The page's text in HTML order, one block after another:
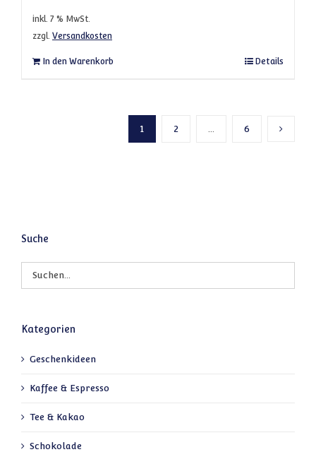
inkl. 7 % MwSt.
zzgl. Versandkosten
In den Warenkorb Details
1 2 6
Suche
Kategorien
Geschenkideen
Kaffee & Espresso
Tee & Kakao
Schokolade